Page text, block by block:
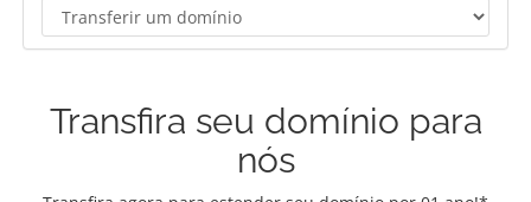
Transfira seu domínio para
nós